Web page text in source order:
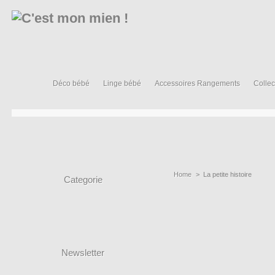
Déco bébé Linge bébé Accessoires Rangements
Categorie
Newsletter
Home > La petite histoire